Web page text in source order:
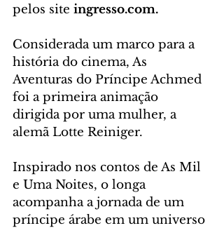
pelos site ingresso.com.
Considerada um marco para a
história do cinema, As
Aventuras do Príncipe Achmed
foi a primeira animação
dirigida por uma mulher, a
alemã Lotte Reiniger.
Inspirado nos contos de As Mil
e Uma Noites, o longa
acompanha a jornada de um
príncipe árabe em um universo